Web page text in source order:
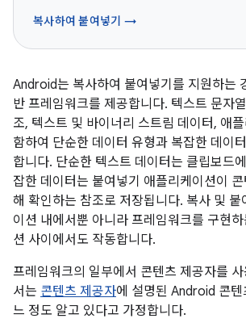
복사하여 붙여넣기 →
Android는 복사하여 붙여넣기를 지원하는
반 프레임워크를 제공합니다. 텍스트 문자
조, 텍스트 및 바이너리 스트림 데이터, 애
함하여 단순한 데이터 유형과 복잡한 데이
합니다. 단순한 텍스트 데이터는 클립보드
잡한 데이터는 붙여넣기 애플리케이션이
해 확인하는 참조로 저장됩니다. 복사 및 붙
이션 내에서뿐 아니라 프레임워크를 구현하
션 사이에서도 작동합니다.
프레임워크의 일부에서 콘텐츠 제공자를
서는 콘텐츠 제공자에 설명된 Android 콘텐
느 정도 알고 있다고 가정합니다.